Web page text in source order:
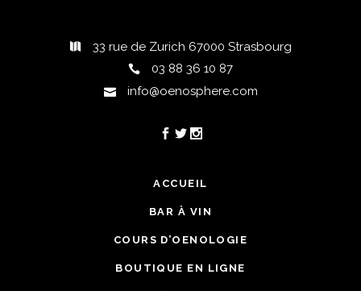
33 rue de Zurich 67000 Strasbourg
03 88 36 10 87
info@oenosphere.com
ACCUEIL
BAR À VIN
COURS D’OENOLOGIE
BOUTIQUE EN LIGNE